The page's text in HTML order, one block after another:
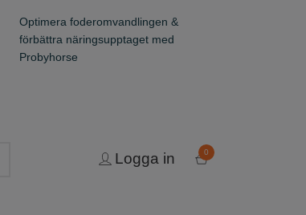
Optimera foderomvandlingen &
förbättra näringsupptaget med
Probyhorse
Logga in 0